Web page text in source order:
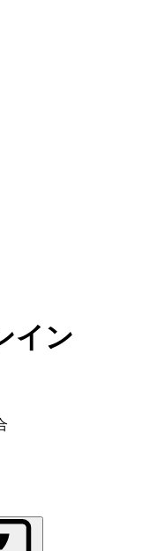
イン